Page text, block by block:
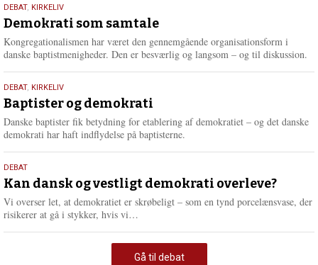
18.
maj
2026
DEBAT, KIRKELIV
Demokrati som samtale
Kongregationalismen har været den gennemgående organisationsform i
danske baptistmenigheder. Den er besværlig og langsom – og til diskussion.
18.
maj
2026
DEBAT, KIRKELIV
Baptister og demokrati
Danske baptister fik betydning for etablering af demokratiet – og det danske
demokrati har haft indflydelse på baptisterne.
18.
maj
2026
DEBAT
Kan dansk og vestligt demokrati overleve?
Vi overser let, at demokratiet er skrøbeligt – som en tynd porcelænsvase, der
risikerer at gå i stykker, hvis vi…
m
Gå til debat